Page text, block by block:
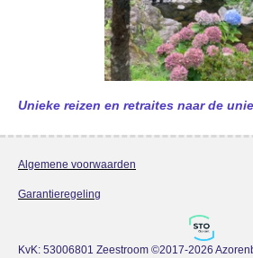
Unieke reizen en retraites naar de
Algemene voorwaarden
Garantieregeling
KvK: 53006801 Zeestroom ©2017-2026